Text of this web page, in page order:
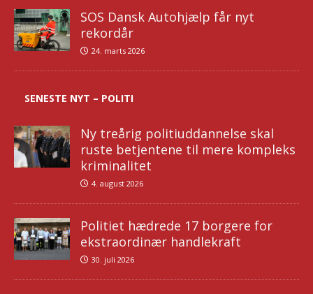
SOS Dansk Autohjælp får nyt
rekordår
24. marts 2026
SENESTE NYT – POLITI
Ny treårig politiuddannelse skal
ruste betjentene til mere kompleks
kriminalitet
4. august 2026
Politiet hædrede 17 borgere for
ekstraordinær handlekraft
30. juli 2026